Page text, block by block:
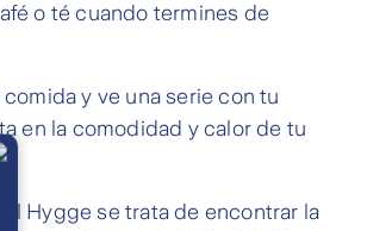
o té cuando termines de
comida y ve una serie con tu
en la comodidad y calor de tu
el Hygge se trata de encontrar la